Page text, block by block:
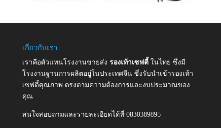
เกี่ยวกับเรา
เราคือตัวแทนโรงงานขายส่ง รองเท้าเซฟตี้ ในไทย ซึ่งมี
โรงงานฐานการผลิตอยู่ในประเทศจีน ซึ่งรับนำเข้ารองเท้า
เซฟตี้คุณภาพ ตรงตามความต้องการและงบประมาณของ
คุณ
สนใจสอบถามและรายละเอียดได้ที่ 0830389895